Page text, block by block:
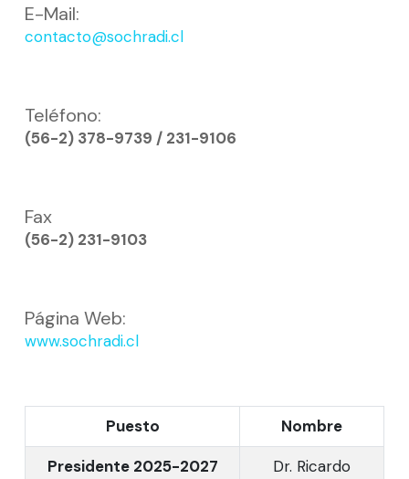
E-Mail:
contacto@sochradi.cl
Teléfono:
(56-2) 378-9739 / 231-9106
Fax
(56-2) 231-9103
Página Web:
www.sochradi.cl
Puesto
Nombre
Presidente 2025-2027
Dr. Ricardo